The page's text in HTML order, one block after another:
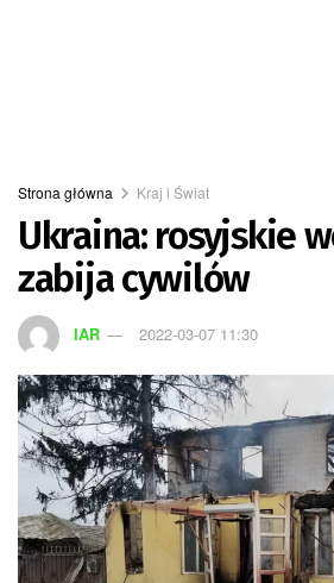
Strona główna Kraj i Świat
Ukraina: rosyjskie
zabija cywilów
IAR 2022-03-07 11:30